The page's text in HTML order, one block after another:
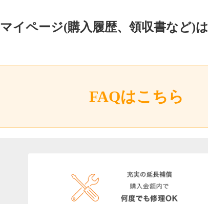
マイページ(購入履歴、領収書など)は
FAQはこちら